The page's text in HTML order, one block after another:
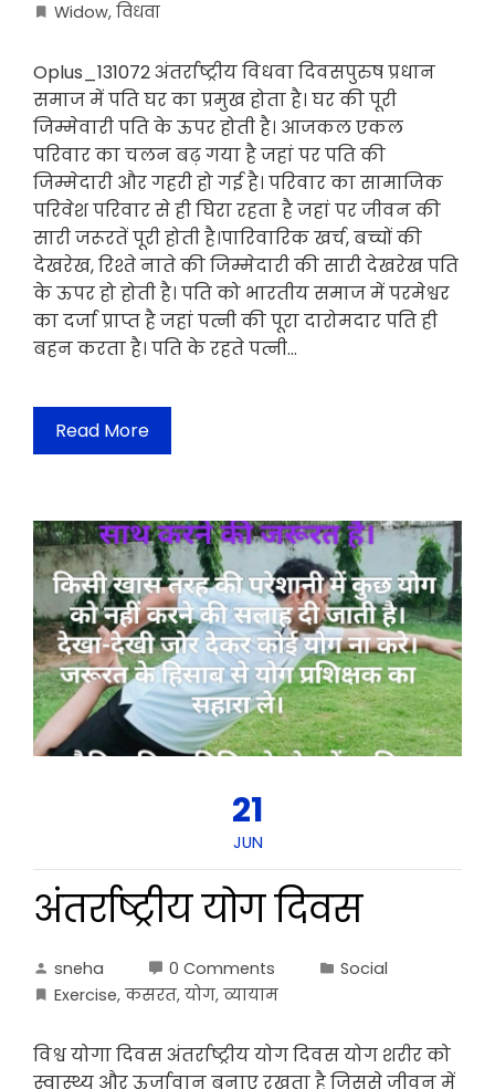
Widow, विधवा
Oplus_131072 अंतर्राष्ट्रीय विधवा दिवसपुरुष प्रधान
समाज में पति घर का प्रमुख होता है। घर की पूरी
जिम्मेवारी पति के ऊपर होती है। आजकल एकल
परिवार का चलन बढ़ गया है जहां पर पति की
जिम्मेदारी और गहरी हो गई है। परिवार का सामाजिक
परिवेश परिवार से ही घिरा रहता है जहां पर जीवन की
सारी जरूरतें पूरी होती है।पारिवारिक खर्च, बच्चों की
देखरेख, रिश्ते नाते की जिम्मेदारी की सारी देखरेख पति
के ऊपर हो होती है। पति को भारतीय समाज में परमेश्वर
का दर्जा प्राप्त है जहां पत्नी की पूरा दारोमदार पति ही
बहन करता है। पति के रहते पत्नी…
Read More
21
JUN
अंतर्राष्ट्रीय योग दिवस
sneha 0 Comments
Social
Exercise, कसरत, योग, व्यायाम
विश्व योगा दिवस अंतर्राष्ट्रीय योग दिवस योग शरीर को
स्वास्थ्य और ऊर्जावान बनाए रखता है जिससे जीवन में